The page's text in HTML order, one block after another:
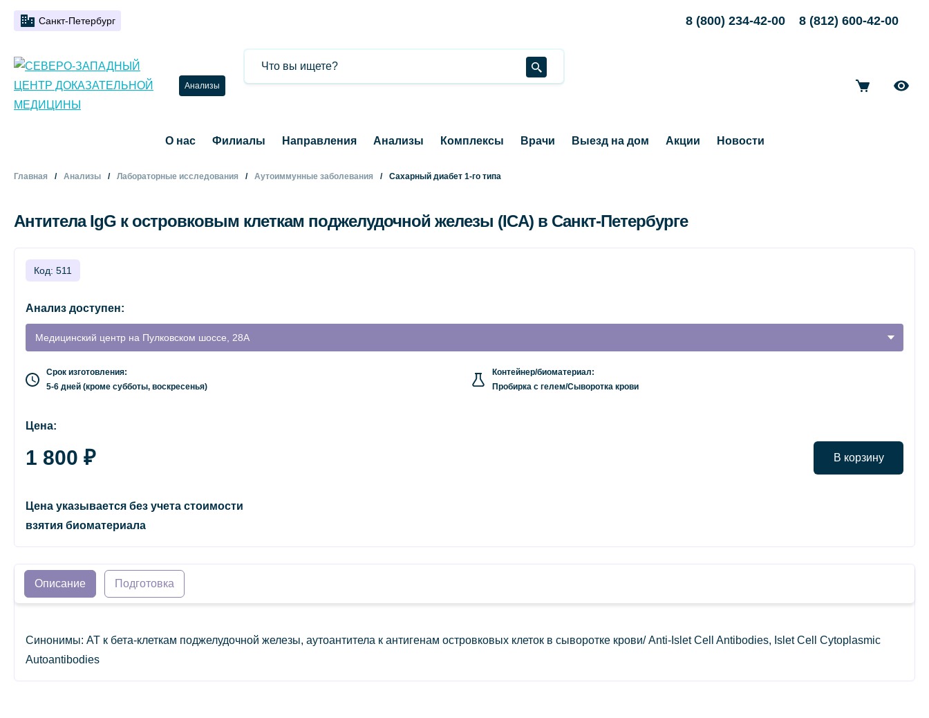
Санкт-Петербург 8 (800) 234-42-00 8 (812) 600-42-00
Анализы
О нас Филиалы Направления Анализы Комплексы Врачи Выезд на дом Акции Новости
Главная Анализы Лабораторные исследования Аутоиммунные заболевания Сахарный диабет 1-го типа
Антитела IgG к островковым клеткам поджелудочной железы (ICA) в Санкт-Петербурге
Код: 511
Анализ доступен:
Медицинский центр на Пулковском шоссе, 28А
Срок изготовления:
5-6 дней (кроме субботы, воскресенья)
Контейнер/биоматериал:
Пробирка с гелем/Сыворотка крови
Цена:
1 800 ₽ В корзину
Цена указывается без учета стоимости
взятия биоматериала
Описание Подготовка
Синонимы: АТ к бета-клеткам поджелудочной железы, аутоантитела к антигенам островковых клеток в сыворотке крови/ Anti-Islet Cell Antibodies, Islet Cell Cytoplasmic
Autoantibodies